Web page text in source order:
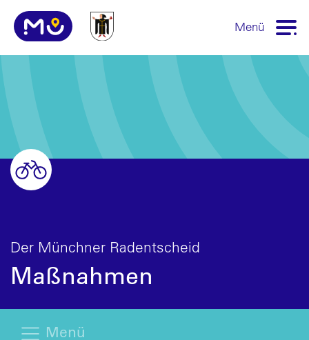
Menü
Der Münchner Radentscheid
Maßnahmen
Menü